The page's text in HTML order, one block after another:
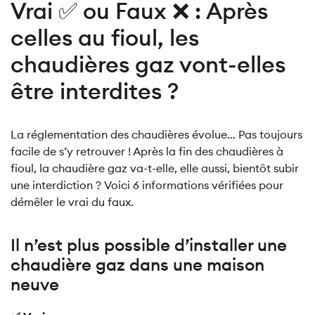
Vrai ✅ ou Faux ❌ : Après
celles au fioul, les
chaudières gaz vont-elles
être interdites ?
La réglementation des chaudières évolue… Pas toujours
facile de s’y retrouver ! Après la fin des chaudières à
fioul, la chaudière gaz va-t-elle, elle aussi, bientôt subir
une interdiction ? Voici 6 informations vérifiées pour
démêler le vrai du faux.
Il n’est plus possible d’installer une
chaudière gaz dans une maison
neuve